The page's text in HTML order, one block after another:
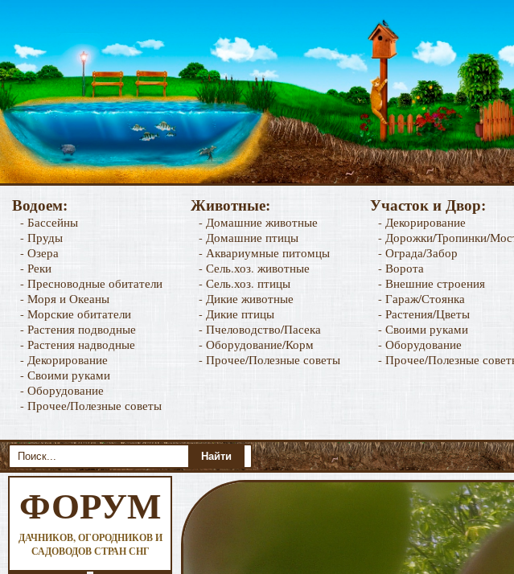
Водоем:
- Бассейны
- Пруды
- Озера
- Реки
- Пресноводные обитатели
- Моря и Океаны
- Морские обитатели
- Растения подводные
- Растения надводные
- Декорирование
- Своими руками
- Оборудование
- Прочее/Полезные советы
Животные:
- Домашние животные
- Домашние птицы
- Аквариумные питомцы
- Сель.хоз. животные
- Сель.хоз. птицы
- Дикие животные
- Дикие птицы
- Пчеловодство/Пасека
- Оборудование/Корм
- Прочее/Полезные советы
Участок и Двор:
- Декорирование
- Дорожки/Тропинки/
- Ограда/Забор
- Ворота
- Внешние строения
- Гараж/Стоянка
- Растения/Цветы
- Своими руками
- Оборудование
- Прочее/Полезные
ФОРУМ
ДАЧНИКОВ, ОГОРОДНИКОВ И
САДОВОДОВ СТРАН СНГ